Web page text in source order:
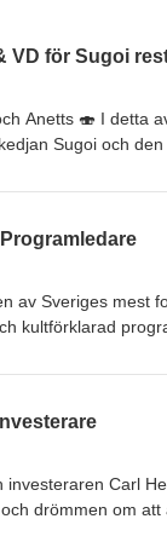
VD för Sugoi
Anetts 🍣 I detta
Sugoi och
med fler
drömmen att bli
lyckas! Under
följmest folkkära tv-
kultförklarad
En Riktig
sätta
Studios? 🎙️ Ett
missa inte! Under
hos Deep
Carl
drömmen om